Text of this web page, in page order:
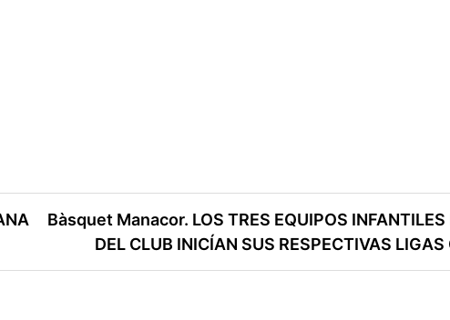
Bàsquet Manacor. LOS TRES EQUIPOS INFANTILES
DEL CLUB INICÍAN SUS RESPECTIVAS